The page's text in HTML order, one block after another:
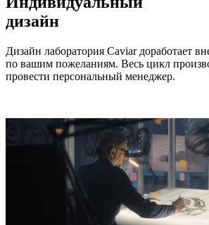
дизайн
Дизайн лаборатория Caviar доработает
по вашим пожеланиям. Весь цикл
провести персональный менеджер.